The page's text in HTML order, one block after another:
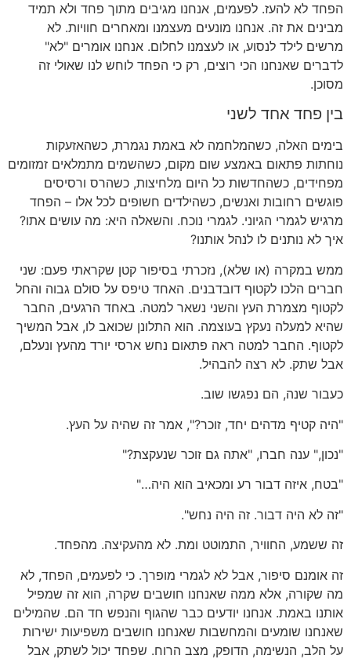
הפחד לא להעז. לפעמים, אנחנו מגיבים מתוך פחד ולא תמיד
מבינים את זה. אנחנו מונעים מעצמנו ומאחרים חוויות. לא
מרשים לילד לנסוע, או לעצמנו לחלום. אנחנו אומרים "לא"
לדברים שאנחנו הכי רוצים, רק כי הפחד לוחש לנו שאולי זה
מסוכן.
בין פחד אחד לשני
בימים האלה, כשהמלחמה לא באמת נגמרת, כשהאזעקות
נוחתות פתאום באמצע שום מקום, כשהשמים מתמלאים זמזומים
מפחידים, כשהחדשות כל היום מלחיצות, כשהרס ורסיסים
פוגשים רחובות ואנשים, כשהילדים חשופים לכל אלו – הפחד
מרגיש לגמרי הגיוני. לגמרי נוכח. והשאלה היא: מה עושים אתו?
איך לא נותנים לו לנהל אותנו?
ממש במקרה (או שלא), נזכרתי בסיפור קטן שקראתי פעם: שני
חברים הלכו לקטוף דובדבנים. האחד טיפס על סולם גבוה והחל
לקטוף מצמרת העץ והשני נשאר למטה. באחד הרגעים, החבר
שהיא למעלה נעקץ בעוצמה. הוא התלונן שכואב לו, אבל המשיך
לקטוף. החבר למטה ראה פתאום נחש ארסי יורד מהעץ ונעלם,
אבל שתק. לא רצה להבהיל.
כעבור שנה, הם נפגשו שוב.
"היה קטיף מדהים יחד, זוכר?", אמר זה שהיה על העץ.
"נכון," ענה חברו, "אתה גם זוכר שנעקצת?"
"בטח, איזה דבור רע ומכאיב הוא היה…"
"זה לא היה דבור. זה היה נחש".
זה ששמע, החוויר, התמוטט ומת. לא מהעקיצה. מהפחד.
זה אומנם סיפור, אבל לא לגמרי מופרך. כי לפעמים, הפחד, לא
מה שקורה, אלא ממה שאנחנו חושבים שקרה, הוא זה שמפיל
אותנו באמת. אנחנו יודעים כבר שהגוף והנפש חד הם. שהמילים
שאנחנו שומעים והמחשבות שאנחנו חושבים משפיעות ישירות
על הלב, הנשימה, הדופק, מצב הרוח. שפחד יכול לשתק, אבל